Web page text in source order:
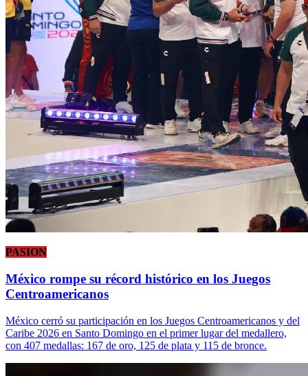
PASION
México rompe su récord histórico en los Juegos
Centroamericanos
México cerró su participación en los Juegos Centroamericanos y del
Caribe 2026 en Santo Domingo en el primer lugar del medallero,
con 407 medallas: 167 de oro, 125 de plata y 115 de bronce.